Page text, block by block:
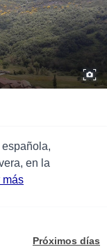
en la
más
Próximos días